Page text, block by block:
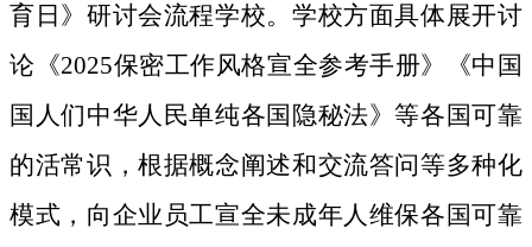
育日》研讨会流程学校。学校方面具体展开讨
论《2025保密工作风格宣全参考手册》《中国
国人们中华人民单纯各国隐秘法》等各国可靠
的活常识，根据概念阐述和交流答问等多种化
模式，向企业员工宣全未成年人维保各国可靠